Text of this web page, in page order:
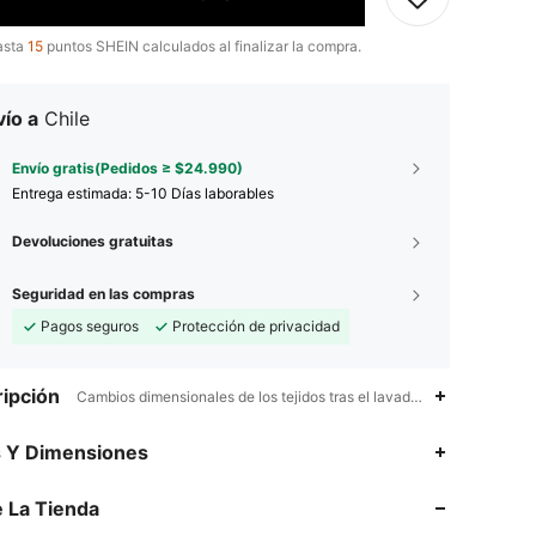
15 puntos SHEIN calculados al finalizar la compra.
a Chile
Envío gratis(Pedidos ≥ $24.990)
Entrega estimada: 5-10 Días laborables
Devoluciones gratuitas
Seguridad en las compras
Pagos seguros
Protección de privacidad
Cambios dimensionales de los tejidos tras el lavado
Y Dimensiones
La Tienda
4,89
4,89